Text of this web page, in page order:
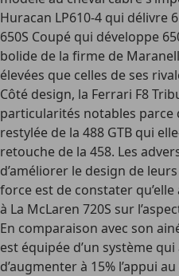
Huracan LP610-4 qui délivre
650S Coupé qui développe
bolide de la firme de
élevées que celles de ses
Côté design, la Ferrari F8
particularités notables parce
restylée de la 488 GTB qui
retouche de la 458. Les
d’améliorer le design de
force est de constater
à La McLaren 720S sur
En comparaison avec son
est équipée d’un système
d’augmenter à 15% l’appui